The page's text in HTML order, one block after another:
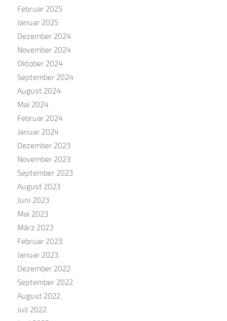
Februar 2025
Januar 2025
Dezember 2024
November 2024
Oktober 2024
September 2024
August 2024
Mai 2024
Februar 2024
Januar 2024
Dezember 2023
November 2023
September 2023
August 2023
Juni 2023
Mai 2023
März 2023
Februar 2023
Januar 2023
Dezember 2022
September 2022
August 2022
Juli 2022